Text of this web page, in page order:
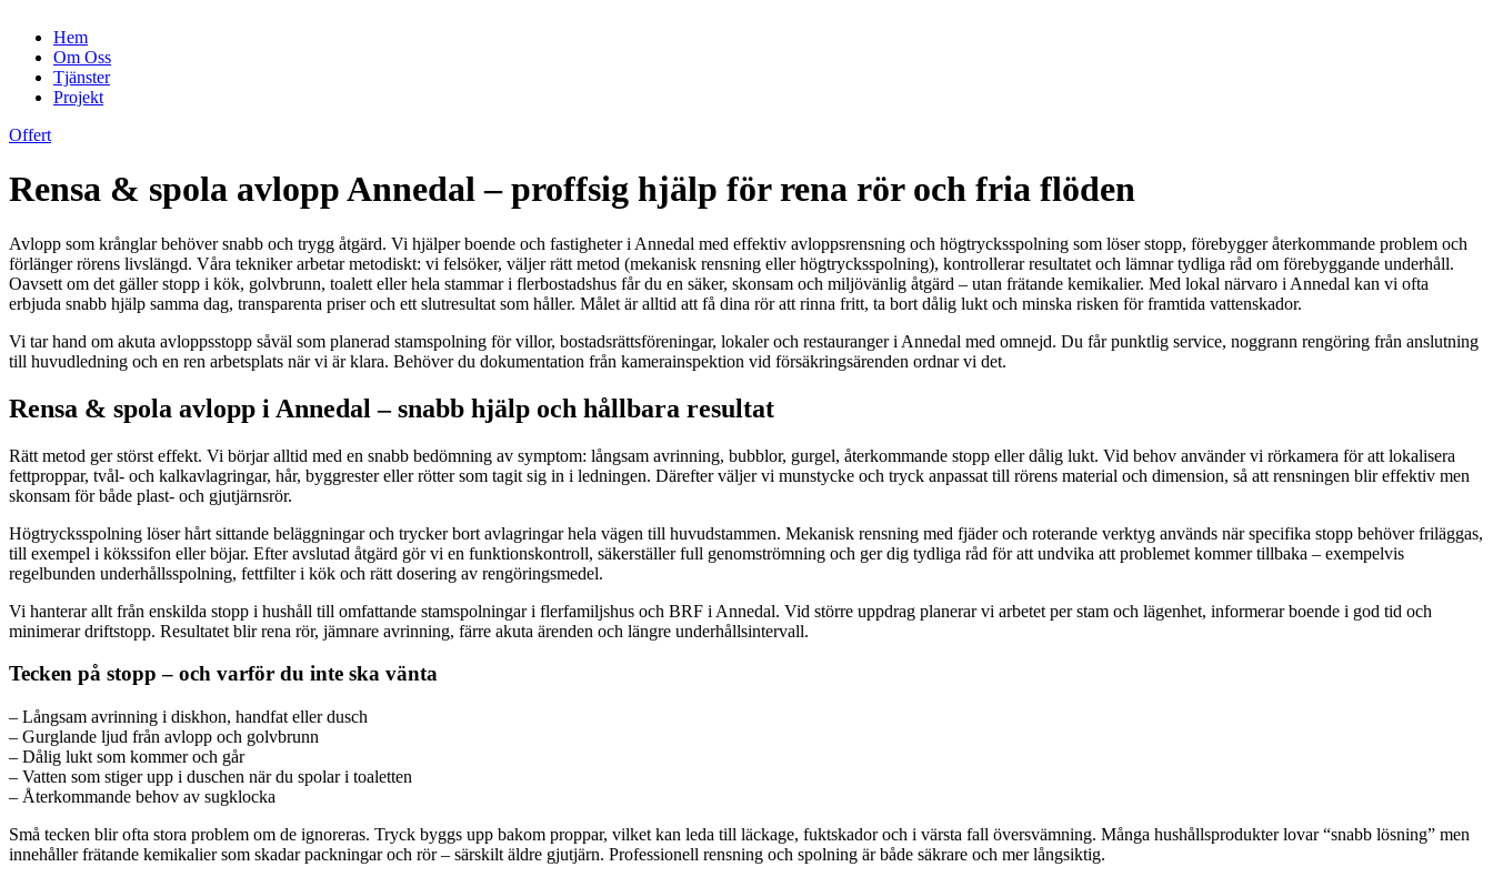
Hem
Om Oss
Tjänster
Projekt
Offert
Rensa & spola avlopp Annedal – proffsig hjälp för rena rör och fria flöden
Avlopp som krånglar behöver snabb och trygg åtgärd. Vi hjälper boende och fastigheter i Annedal med effektiv avloppsrensning och högtrycksspolning som löser stopp, förebygger återkommande problem och
förlänger rörens livslängd. Våra tekniker arbetar metodiskt: vi felsöker, väljer rätt metod (mekanisk rensning eller högtrycksspolning), kontrollerar resultatet och lämnar tydliga råd om förebyggande underhåll.
Oavsett om det gäller stopp i kök, golvbrunn, toalett eller hela stammar i flerbostadshus får du en säker, skonsam och miljövänlig åtgärd – utan frätande kemikalier. Med lokal närvaro i Annedal kan vi ofta
erbjuda snabb hjälp samma dag, transparenta priser och ett slutresultat som håller. Målet är alltid att få dina rör att rinna fritt, ta bort dålig lukt och minska risken för framtida vattenskador.
Vi tar hand om akuta avloppsstopp såväl som planerad stamspolning för villor, bostadsrättsföreningar, lokaler och restauranger i Annedal med omnejd. Du får punktlig service, noggrann rengöring från anslutning
till huvudledning och en ren arbetsplats när vi är klara. Behöver du dokumentation från kamerainspektion vid försäkringsärenden ordnar vi det.
Rensa & spola avlopp i Annedal – snabb hjälp och hållbara resultat
Rätt metod ger störst effekt. Vi börjar alltid med en snabb bedömning av symptom: långsam avrinning, bubblor, gurgel, återkommande stopp eller dålig lukt. Vid behov använder vi rörkamera för att lokalisera
fettproppar, tvål- och kalkavlagringar, hår, byggrester eller rötter som tagit sig in i ledningen. Därefter väljer vi munstycke och tryck anpassat till rörens material och dimension, så att rensningen blir effektiv men
skonsam för både plast- och gjutjärnsrör.
Högtrycksspolning löser hårt sittande beläggningar och trycker bort avlagringar hela vägen till huvudstammen. Mekanisk rensning med fjäder och roterande verktyg används när specifika stopp behöver friläggas,
till exempel i kökssifon eller böjar. Efter avslutad åtgärd gör vi en funktionskontroll, säkerställer full genomströmning och ger dig tydliga råd för att undvika att problemet kommer tillbaka – exempelvis
regelbunden underhållsspolning, fettfilter i kök och rätt dosering av rengöringsmedel.
Vi hanterar allt från enskilda stopp i hushåll till omfattande stamspolningar i flerfamiljshus och BRF i Annedal. Vid större uppdrag planerar vi arbetet per stam och lägenhet, informerar boende i god tid och
minimerar driftstopp. Resultatet blir rena rör, jämnare avrinning, färre akuta ärenden och längre underhållsintervall.
Tecken på stopp – och varför du inte ska vänta
– Långsam avrinning i diskhon, handfat eller dusch
– Gurglande ljud från avlopp och golvbrunn
– Dålig lukt som kommer och går
– Vatten som stiger upp i duschen när du spolar i toaletten
– Återkommande behov av sugklocka
Små tecken blir ofta stora problem om de ignoreras. Tryck byggs upp bakom proppar, vilket kan leda till läckage, fuktskador och i värsta fall översvämning. Många hushållsprodukter lovar “snabb lösning” men
innehåller frätande kemikalier som skadar packningar och rör – särskilt äldre gjutjärn. Professionell rensning och spolning är både säkrare och mer långsiktig.